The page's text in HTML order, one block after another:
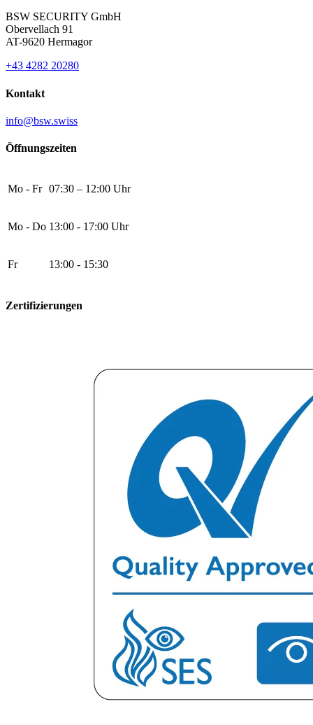
BSW SECURITY GmbH
Obervellach 91
AT-9620 Hermagor
+43 4282 20280
Kontakt
info@bsw.swiss
Öffnungszeiten
Mo - Fr 07:30 – 12:00 Uhr
Mo - Do 13:00 - 17:00 Uhr
Fr 13:00 - 15:30
Zertifizierungen